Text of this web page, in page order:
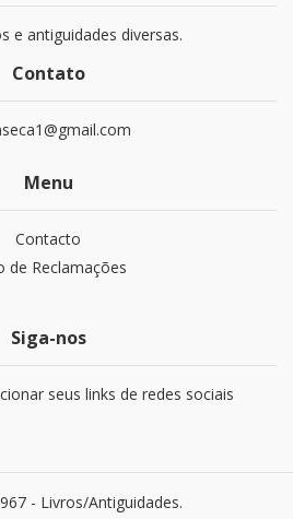
e antiguidades diversas.
Contato
Menu
Contacto
de Reclamações
Siga-nos
seus links de redes sociais
- Livros/Antiguidades.